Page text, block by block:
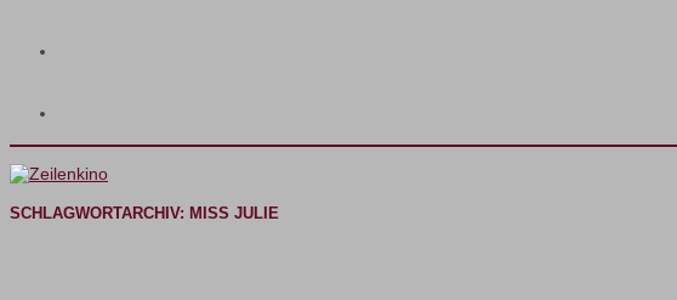
SCHLAGWORTARCHIV: MISS JULIE